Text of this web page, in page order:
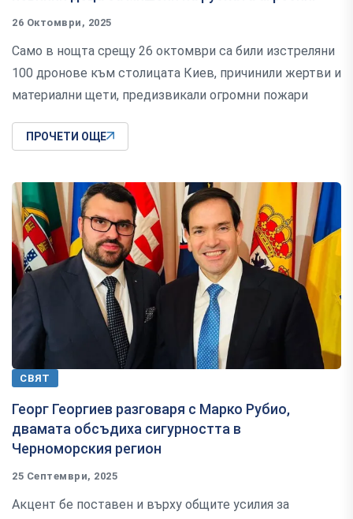
26 Октомври, 2025
Само в нощта срещу 26 октомври са били изстреляни
100 дронове към столицата Киев, причинили жертви и
материални щети, предизвикали огромни пожари
ПРОЧЕТИ ОЩЕ
СВЯТ
Георг Георгиев разговаря с Марко Рубио,
двамата обсъдиха сигурността в
Черноморския регион
25 Септември, 2025
Акцент бе поставен и върху общите усилия за